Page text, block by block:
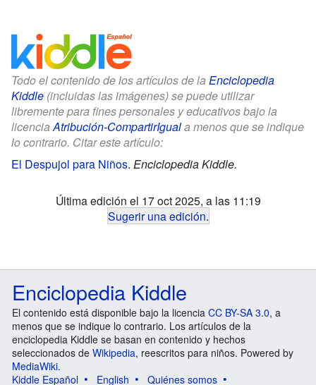
Todo el contenido de los artículos de la Enciclopedia
Kiddle (incluidas las imágenes) se puede utilizar
libremente para fines personales y educativos bajo la
licenciaAtribución-CompartirIguala menos que se indique
lo contrario. Citar este artículo:
El Despujol para Niños. Enciclopedia Kiddle.
Última edición el 17 oct 2025, a las 11:19
Sugerir una edición.
Enciclopedia Kiddle
El contenido está disponible bajo la licencia CC BY-SA 3.0, a
menos que se indique lo contrario. Los artículos de la
enciclopedia Kiddle se basan en contenido y hechos
seleccionados de Wikipedia, reescritos para niños. Powered by
MediaWiki.
Kiddle Español
English Quiénes somos